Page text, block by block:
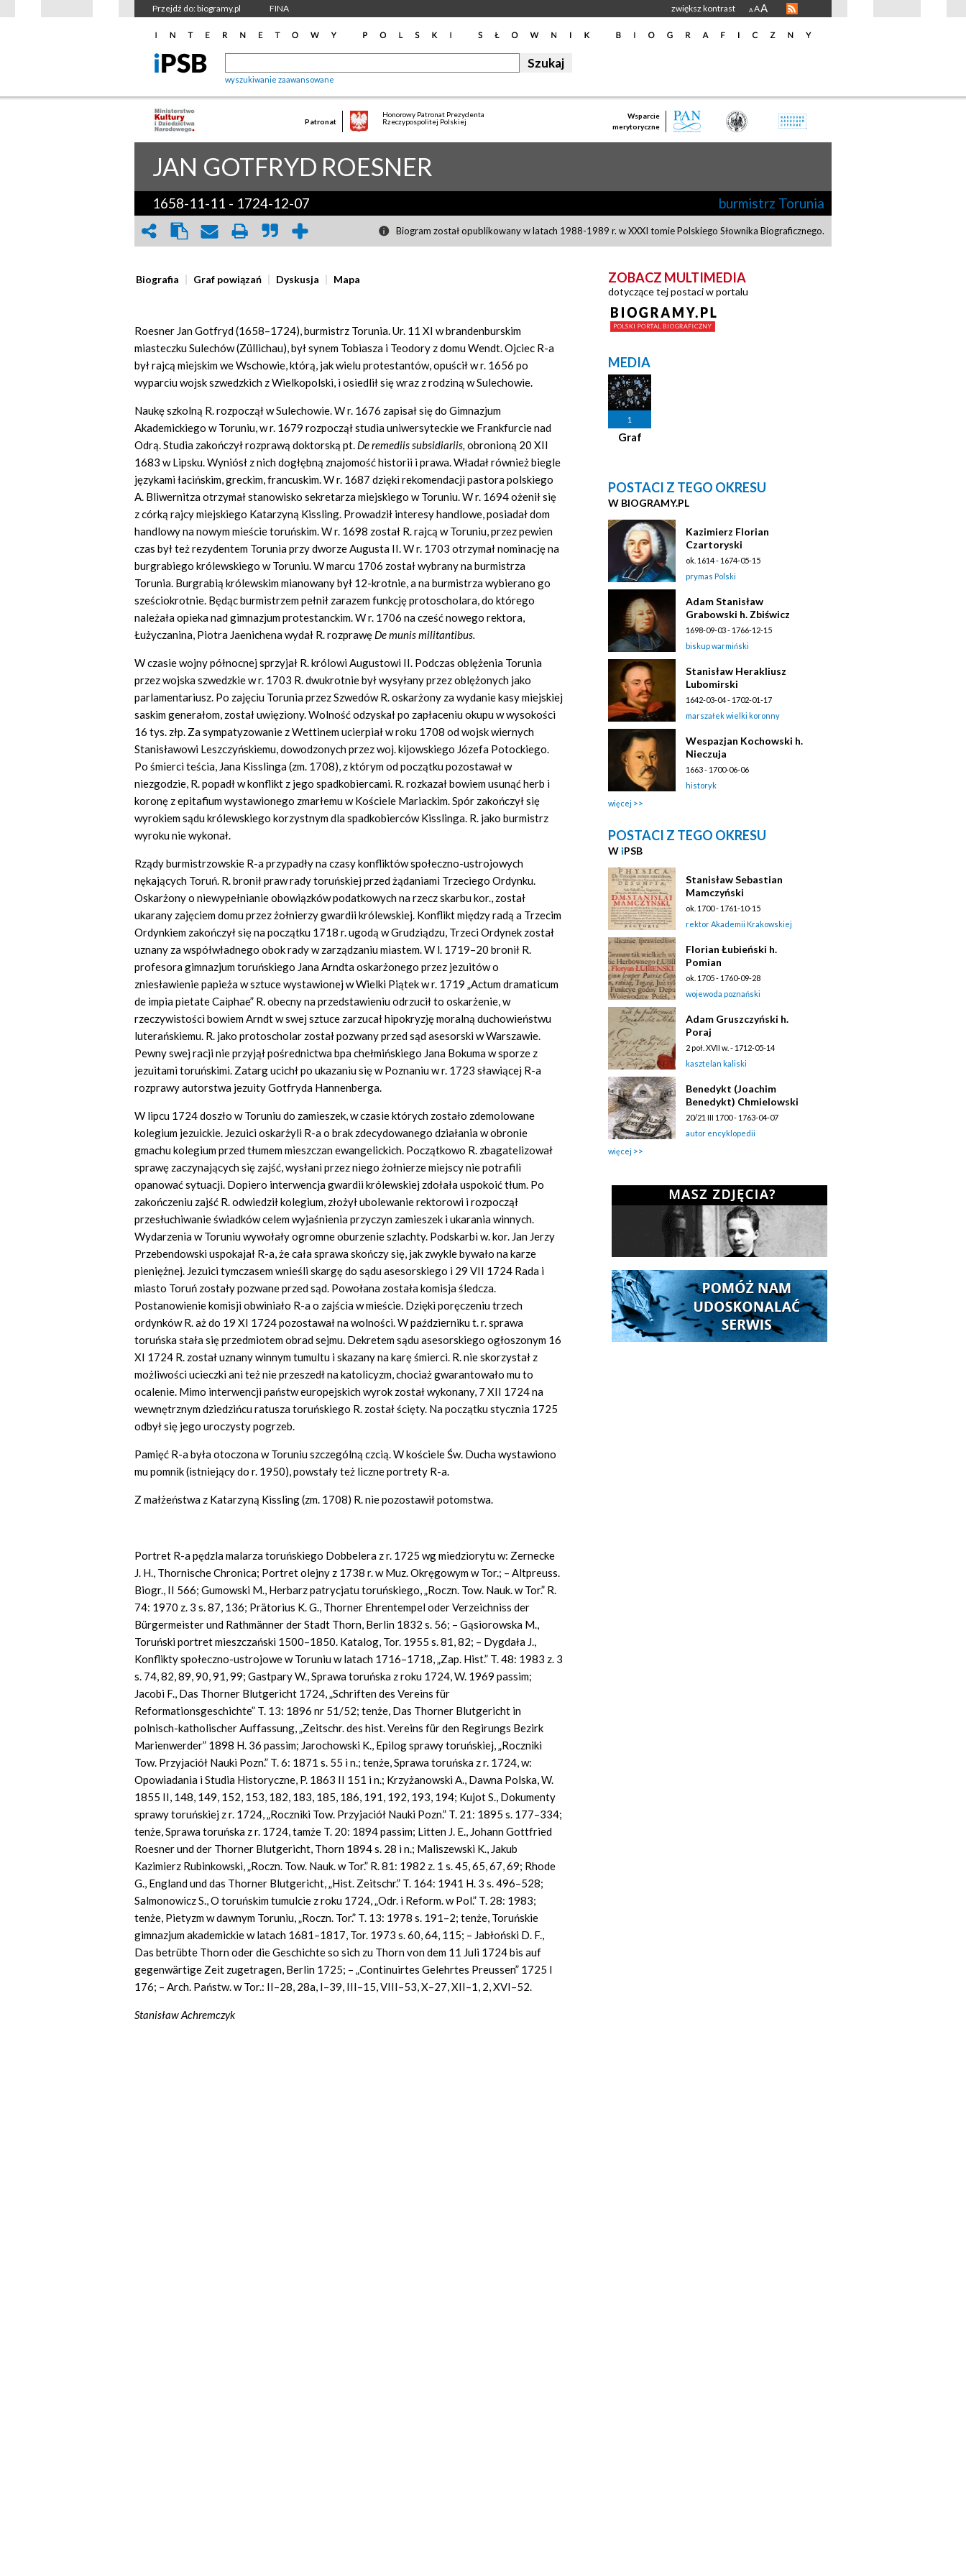
Przejdź do: biogramy.pl FINA zwiększ kontrast A AA
wyszukiwanie zaawansowane
Patronat
Honorowy Patronat Prezydenta
Rzeczypospolitej Polskiej
Wsparcie
merytoryczne
JAN GOTFRYD ROESNER
1658-11-11 - 1724-12-07 burmistrz Torunia
Biogram został opublikowany w latach 1988-1989 r. w XXXI tomie Polskiego Słownika Biograficznego.
Biografia Graf powiązań Dyskusja Mapa
Roesner Jan Gotfryd (1658–1724), burmistrz Torunia. Ur. 11 XI w brandenburskim
miasteczku Sulechów (Züllichau), był synem Tobiasza i Teodory z domu Wendt. Ojciec R-a
był rajcą miejskim we Wschowie, którą, jak wielu protestantów, opuścił w r. 1656 po
wyparciu wojsk szwedzkich z Wielkopolski, i osiedlił się wraz z rodziną w Sulechowie.
Naukę szkolną R. rozpoczął w Sulechowie. W r. 1676 zapisał się do Gimnazjum
Akademickiego w Toruniu, w r. 1679 rozpoczął studia uniwersyteckie we Frankfurcie nad
Odrą. Studia zakończył rozprawą doktorską pt. De remediissubsidiariis, obronioną 20 XII
1683 w Lipsku. Wyniósł z nich dogłębną znajomość historii i prawa. Władał również biegle
językami łacińskim, greckim, francuskim. W r. 1687 dzięki rekomendacji pastora polskiego
A. Bliwernitza otrzymał stanowisko sekretarza miejskiego w Toruniu. W r. 1694 ożenił się
z córką rajcy miejskiego Katarzyną Kissling. Prowadził interesy handlowe, posiadał dom
handlowy na nowym mieście toruńskim. W r. 1698 został R. rajcą w Toruniu, przez pewien
czas był też rezydentem Torunia przy dworze Augusta II. W r. 1703 otrzymał nominację na
burgrabiego królewskiego w Toruniu. W marcu 1706 został wybrany na burmistrza
Torunia. Burgrabią królewskim mianowany był 12-krotnie, a na burmistrza wybierano go
sześciokrotnie. Będąc burmistrzem pełnił zarazem funkcję protoscholara, do którego
należała opieka nad gimnazjum protestanckim. W r. 1706 na cześć nowego rektora,
Łużyczanina, Piotra Jaenichena wydał R. rozprawę De munis militantibus.
W czasie wojny północnej sprzyjał R. królowi Augustowi II. Podczas oblężenia Torunia
przez wojska szwedzkie w r. 1703 R. dwukrotnie był wysyłany przez oblężonych jako
parlamentariusz. Po zajęciu Torunia przez Szwedów R. oskarżony za wydanie kasy miejskiej
saskim generałom, został uwięziony. Wolność odzyskał po zapłaceniu okupu w wysokości
16 tys. złp. Za sympatyzowanie z Wettinem ucierpiał w roku 1708 od wojsk wiernych
Stanisławowi Leszczyńskiemu, dowodzonych przez woj. kijowskiego Józefa Potockiego.
Po śmierci teścia, Jana Kisslinga (zm. 1708), z którym od początku pozostawał w
niezgodzie, R. popadł w konflikt z jego spadkobiercami. R. rozkazał bowiem usunąć herb i
koronę z epitafium wystawionego zmarłemu w Kościele Mariackim. Spór zakończył się
wyrokiem sądu królewskiego korzystnym dla spadkobierców Kisslinga. R. jako burmistrz
wyroku nie wykonał.
Rządy burmistrzowskie R-a przypadły na czasy konfliktów społeczno-ustrojowych
nękających Toruń. R. bronił praw rady toruńskiej przed żądaniami Trzeciego Ordynku.
Oskarżony o niewypełnianie obowiązków podatkowych na rzecz skarbu kor., został
ukarany zajęciem domu przez żołnierzy gwardii królewskiej. Konflikt między radą a Trzecim
Ordynkiem zakończył się na początku 1718 r. ugodą w Grudziądzu, Trzeci Ordynek został
uznany za współwładnego obok rady w zarządzaniu miastem. W l. 1719–20 bronił R.
profesora gimnazjum toruńskiego Jana Arndta oskarżonego przez jezuitów o
zniesławienie papieża w sztuce wystawionej w Wielki Piątek w r. 1719 „Actum dramaticum
de impia pietate Caiphae” R.obecny na przedstawieniu odrzucił to oskarżenie, w
rzeczywistości bowiem Arndt w swej sztuce zarzucał hipokryzję moralną duchowieństwu
luterańskiemu. R. jako protoscholar został pozwany przed sąd asesorski w Warszawie.
Pewny swej racji nie przyjął pośrednictwa bpa chełmińskiego Jana Bokuma w sporze z
jezuitami toruńskimi. Zatarg ucichł po ukazaniu się w Poznaniu w r. 1723 sławiącej R-a
rozprawy autorstwa jezuity Gotfryda Hannenberga.
W lipcu 1724 doszło w Toruniu do zamieszek, w czasie których zostało zdemolowane
kolegium jezuickie. Jezuici oskarżyli R-a o brak zdecydowanego działania w obronie
gmachu kolegium przed tłumem mieszczan ewangelickich. Początkowo R. zbagatelizował
sprawę zaczynających się zajść, wysłani przez niego żołnierze miejscy nie potrafili
opanować sytuacji. Dopiero interwencja gwardii królewskiej zdołała uspokoić tłum. Po
zakończeniu zajść R. odwiedził kolegium, złożył ubolewanie rektorowi i rozpoczął
przesłuchiwanie świadków celem wyjaśnienia przyczyn zamieszek i ukarania winnych.
Wydarzenia w Toruniu wywołały ogromne oburzenie szlachty. Podskarbi w. kor. Jan Jerzy
Przebendowski uspokajał R-a, że cała sprawa skończy się, jak zwykle bywało na karze
pieniężnej. Jezuici tymczasem wnieśli skargę do sądu asesorskiego i 29 VII 1724 Rada i
miasto Toruń zostały pozwane przed sąd. Powołana została komisja śledcza.
Postanowienie komisji obwiniało R-a o zajścia w mieście. Dzięki poręczeniu trzech
ordynków R. aż do 19 XI 1724 pozostawał na wolności. W październiku t. r. sprawa
toruńska stała się przedmiotem obrad sejmu. Dekretem sądu asesorskiego ogłoszonym 16
XI 1724 R. został uznany winnym tumultu i skazany na karę śmierci. R. nie skorzystał z
możliwości ucieczki ani też nie przeszedł na katolicyzm, chociaż gwarantowało mu to
ocalenie. Mimo interwencji państw europejskich wyrok został wykonany, 7 XII 1724 na
wewnętrznym dziedzińcu ratusza toruńskiego R. został ścięty. Na początku stycznia 1725
odbył się jego uroczysty pogrzeb.
Pamięć R-a była otoczona w Toruniu szczególną czcią. W kościele Św. Ducha wystawiono
mu pomnik (istniejący do r. 1950), powstały też liczne portrety R-a.
Z małżeństwa z Katarzyną Kissling (zm. 1708) R. nie pozostawił potomstwa.
Portret R-a pędzla malarza toruńskiego Dobbelera z r. 1725 wg miedziorytu w: Zernecke
J. H., Thornische Chronica; Portret olejny z 1738 r. w Muz. Okręgowym w Tor.; – Altpreuss.
Biogr., II 566; Gumowski M., Herbarz patrycjatu toruńskiego, „Roczn. Tow. Nauk. w Tor.” R.
74: 1970 z. 3 s. 87, 136; Prätorius K. G., Thorner Ehrentempel oder Verzeichniss der
Bürgermeister und Rathmänner der Stadt Thorn, Berlin 1832 s. 56; – Gąsiorowska M.,
Toruński portret mieszczański 1500–1850. Katalog, Tor. 1955 s. 81, 82; – Dygdała J.,
Konflikty społeczno-ustrojowe w Toruniu w latach 1716–1718, „Zap. Hist.” T. 48: 1983 z. 3
s. 74, 82, 89, 90, 91, 99; Gastpary W., Sprawa toruńska z roku 1724, W. 1969 passim;
Jacobi F., Das Thorner Blutgericht 1724, „Schriften des Vereins für
Reformationsgeschichte” T. 13: 1896 nr 51/52; tenże, Das Thorner Blutgericht in
polnisch-katholischer Auffassung, „Zeitschr. des hist.Vereins für den Regirungs Bezirk
Marienwerder” 1898 H. 36 passim; Jarochowski K., Epilog sprawy toruńskiej, „Roczniki
Tow. Przyjaciół Nauki Pozn.” T. 6: 1871 s. 55 i n.; tenże, Sprawa toruńska z r. 1724, w:
Opowiadania i Studia Historyczne, P. 1863 II 151 i n.; Krzyżanowski A., Dawna Polska, W.
1855 II, 148, 149, 152, 153, 182, 183, 185, 186, 191, 192, 193, 194; Kujot S., Dokumenty
sprawy toruńskiej z r. 1724, „Roczniki Tow. Przyjaciół Nauki Pozn.” T. 21: 1895 s. 177–334;
tenże, Sprawa toruńska z r. 1724, tamże T. 20: 1894 passim; Litten J. E., Johann Gottfried
Roesner und der Thorner Blutgericht, Thorn 1894 s. 28 i n.; Maliszewski K., Jakub
Kazimierz Rubinkowski, „Roczn. Tow. Nauk. w Tor.” R. 81: 1982 z. 1 s. 45, 65, 67, 69; Rhode
G., England und das Thorner Blutgericht, „Hist. Zeitschr.” T. 164: 1941 H. 3 s. 496–528;
Salmonowicz S., O toruńskim tumulcie z roku 1724, „Odr. i Reform. w Pol.” T. 28: 1983;
tenże, Pietyzm w dawnym Toruniu, „Roczn. Tor.” T. 13: 1978 s. 191–2; tenże, Toruńskie
gimnazjum akademickie w latach 1681–1817, Tor. 1973 s. 60, 64, 115; – Jabłoński D. F.,
Das betrübte Thorn oder die Geschichte so sich zu Thorn von dem 11 Juli 1724 bis auf
gegenwärtige Zeit zugetragen, Berlin 1725; – „Continuirtes Gelehrtes Preussen” 1725 I
176; – Arch. Państw. w Tor.: II–28, 28a, I–39, III–15, VIII–53, X–27, XII–1, 2, XVI–52.
Stanisław Achremczyk
ZOBACZ MULTIMEDIA
dotyczące tej postaci w portalu
MEDIA
1
Graf
POSTACI Z TEGO OKRESU
W BIOGRAMY.PL
Kazimierz Florian
Czartoryski
ok. 1614 - 1674-05-15
prymas Polski
Adam Stanisław
Grabowski h. Zbiświcz
1698-09-03 - 1766-12-15
biskup warmiński
Stanisław Herakliusz
Lubomirski
1642-03-04 - 1702-01-17
marszałek wielki koronny
Wespazjan Kochowski h.
Nieczuja
1663 - 1700-06-06
historyk
więcej
POSTACI Z TEGO OKRESU
W iPSB
Stanisław Sebastian
Mamczyński
ok. 1700 - 1761-10-15
rektor Akademii Krakowskiej
Florian Łubieński h.
Pomian
ok. 1705 - 1760-09-28
wojewoda poznański
Adam Gruszczyński h.
Poraj
2 poł. XVII w. - 1712-05-14
kasztelan kaliski
Benedykt (Joachim
Benedykt) Chmielowski
20/21 III 1700 - 1763-04-07
autor encyklopedii
więcej